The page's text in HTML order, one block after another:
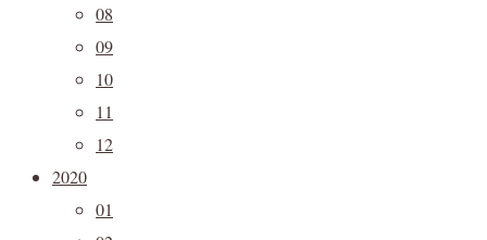
08
09
10
11
12
2020
01